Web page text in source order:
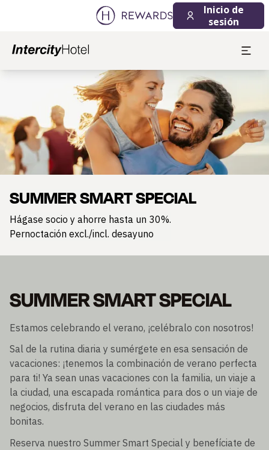
Inicio de
sesión
SUMMER SMART SPECIAL
Hágase socio y ahorre hasta un 30%.
Pernoctación excl./incl. desayuno
SUMMER SMART SPECIAL
Estamos celebrando el verano, ¡celébralo con nosotros!
Sal de la rutina diaria y sumérgete en esa sensación de
vacaciones: ¡tenemos la combinación de verano perfecta
para ti! Ya sean unas vacaciones con la familia, un viaje a
la ciudad, una escapada romántica para dos o un viaje de
negocios, disfruta del verano en las ciudades más
bonitas.
Reserva nuestro Summer Smart Special y benefíciate de